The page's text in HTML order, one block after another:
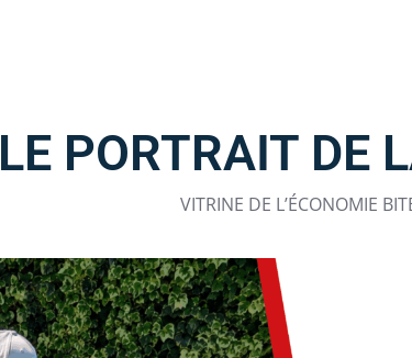
LE PORTRAIT DE
VITRINE DE L’ÉCONOMIE